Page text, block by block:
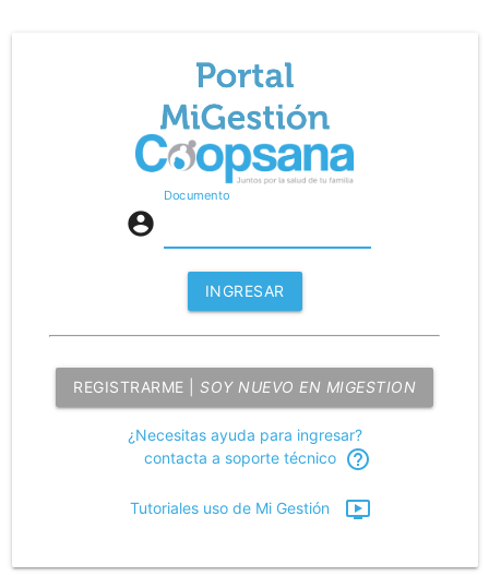
account_circle
Documento
INGRESAR
REGISTRARME | SOY NUEVO EN MIGESTION
¿Necesitas ayuda para ingresar?
contacta a soporte técnico help_outline
Tutoriales uso de Mi Gestión ondemand_video